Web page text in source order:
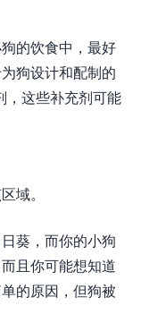
的饮食中，最好
狗设计和配制的
，这些补充剂可能
域。
葵，而你的小狗
且你可能想知道
的原因，但狗被